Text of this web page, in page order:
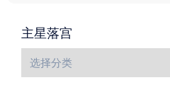
主星落宫